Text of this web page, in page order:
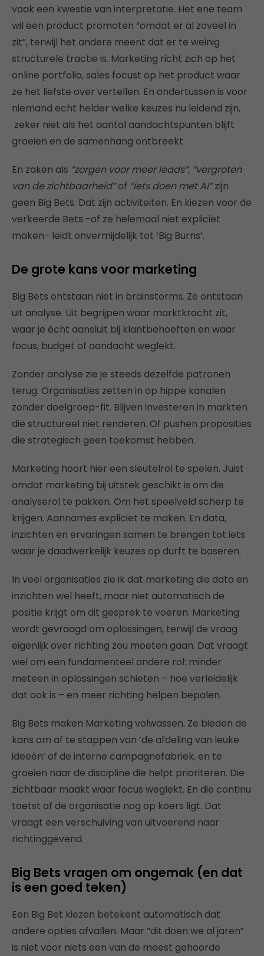
vaak een kwestie van interpretatie. Het ene team
wil een product promoten “omdat er al zoveel in
zit”, terwijl het andere meent dat er te weinig
structurele tractie is. Marketing richt zich op het
online portfolio, sales focust op het product waar
ze het liefste over vertellen. En ondertussen is voor
niemand echt helder welke keuzes nu leidend zijn,
zeker niet als het aantal aandachtspunten blijft
groeien en de samenhang ontbreekt.
En zaken als “zorgen voor meer leads”, “vergroten
van de zichtbaarheid”of “iets doen met AI”zijn
geen Big Bets. Dat zijn activiteiten. En kiezen voor de
verkeerde Bets -of ze helemaal niet expliciet
maken- leidt onvermijdelijk tot ‘Big Burns’.
De grote kans voor marketing
Big Bets ontstaan niet in brainstorms. Ze ontstaan
uit analyse. Uit begrijpen waar marktkracht zit,
waar je écht aansluit bij klantbehoeften en waar
focus, budget of aandacht weglekt.
Zonder analyse zie je steeds dezelfde patronen
terug. Organisaties zetten in op hippe kanalen
zonder doelgroep-fit. Blijven investeren in markten
die structureel niet renderen. Of pushen proposities
die strategisch geen toekomst hebben.
Marketing hoort hier een sleutelrol te spelen. Juist
omdat marketing bij uitstek geschikt is om die
analyserol te pakken. Om het speelveld scherp te
krijgen. Aannames expliciet te maken. En data,
inzichten en ervaringen samen te brengen tot iets
waar je daadwerkelijk keuzes op durft te baseren.
In veel organisaties zie ik dat marketing die data en
inzichten wel heeft, maar niet automatisch de
positie krijgt om dit gesprek te voeren. Marketing
wordt gevraagd om oplossingen, terwijl de vraag
eigenlijk over richting zou moeten gaan. Dat vraagt
wel om een fundamenteel andere rol: minder
meteen in oplossingen schieten – hoe verleidelijk
dat ook is – en meer richting helpen bepalen.
Big Bets maken Marketing volwassen. Ze bieden de
kans om af te stappen van ‘de afdeling van leuke
ideeën’ of de interne campagnefabriek, en te
groeien naar de discipline die helpt prioriteren. Die
zichtbaar maakt waar focus weglekt. En die continu
toetst of de organisatie nog op koers ligt. Dat
vraagt een verschuiving van uitvoerend naar
richtinggevend.
Big Bets vragen om ongemak (en dat
is een goed teken)
Een Big Bet kiezen betekent automatisch dat
andere opties afvallen. Maar “dit doen we al jaren”
is niet voor niets een van de meest gehoorde